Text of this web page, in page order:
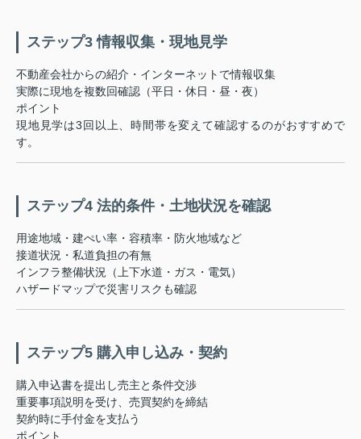
ステップ3 情報収集・現地見学
不動産会社からの紹介・インターネットで情報収集
実際に現地を複数回確認（平日・休日・昼・夜）
ポイント
現地見学は3回以上、時間帯を変えて確認するのがおすすめで
す。
ステップ4 法的条件・土地状況を確認
用途地域・建ぺい率・容積率・防火地域など
接道状況・私道負担の有無
インフラ整備状況（上下水道・ガス・電気）
ハザードマップで災害リスクも確認
ステップ5 購入申し込み・契約
購入申込書を提出し売主と条件交渉
重要事項説明を受け、売買契約を締結
契約時に手付金を支払う
ポイント